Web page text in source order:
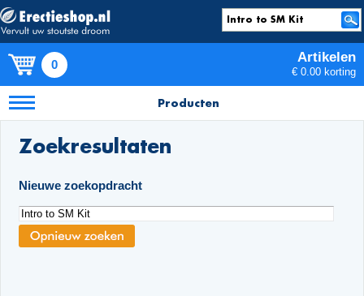
0 Artikelen
€ 0.00 korting
Producten
Zoekresultaten
Nieuwe zoekopdracht